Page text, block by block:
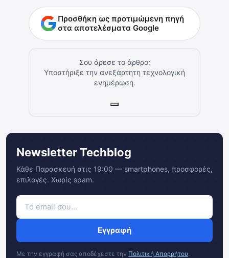
Προσθήκη ως προτιμώμενη πηγή
στα αποτελέσματα Google
Σου άρεσε το άρθρο;
Υποστήριξε την ανεξάρτητη τεχνολογική
ενημέρωση.
Newsletter Techblog
Κάθε Παρασκευή στις 19:00 — smartphones, προσφορές,
επιλογές. Χωρίς spam.
Εγγραφή
Με την εγγραφή σας αποδέχεστε την Πολιτική Απορρήτου.